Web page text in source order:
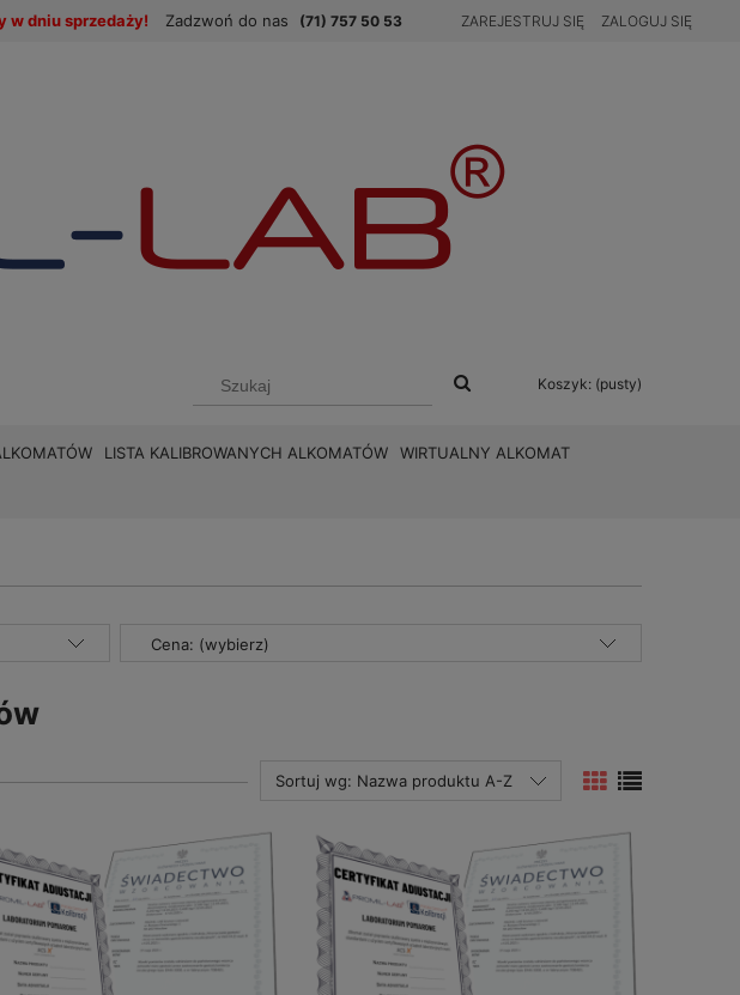
w dniu sprzedaży! Zadzwoń do nas (71) 757 50 53 ZAREJESTRUJ SIĘ ZALOGUJ SIĘ
Koszyk: (pusty)
LISTA KALIBROWANYCH ALKOMATÓW
WIRTUALNY ALKOMAT
Cena: (wybierz)
Sortuj wg: Nazwa produktu A-Z